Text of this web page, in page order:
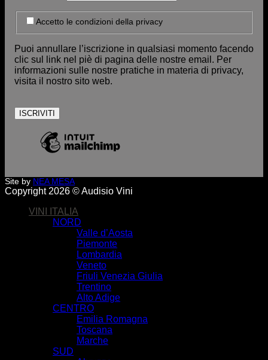
Accetto le condizioni della privacy
Puoi annullare l’iscrizione in qualsiasi momento facendo
clic sul link nel piè di pagina delle nostre email. Per
informazioni sulle nostre pratiche in materia di privacy,
visita il nostro sito web.
Site by NEA MESA
Copyright 2026 © Audisio Vini
VINI ITALIA
NORD
Valle d’Aosta
Piemonte
Lombardia
Veneto
Friuli Venezia Giulia
Trentino
Alto Adige
CENTRO
Emilia Romagna
Toscana
Marche
SUD